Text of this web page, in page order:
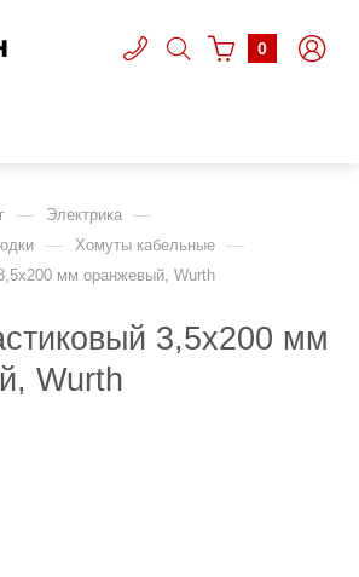
0
— Электрика —
— Хомуты кабельные —
мм оранжевый, Wurth
3,5х200 мм
Wurth